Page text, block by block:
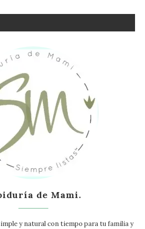
de Mami.
y natural con tiempo para tu familia y